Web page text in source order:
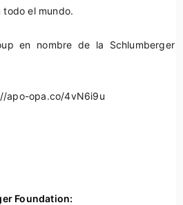
el mundo.
en nombre de la Schlumberger
apo-opa.co/4vN6i9u
Foundation: